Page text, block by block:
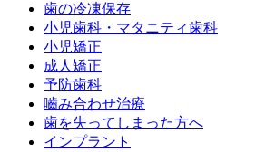
歯の冷凍保存
小児歯科・マタニティ歯科
小児矯正
成人矯正
予防歯科
嚙み合わせ治療
歯を失ってしまった方へ
インプラント